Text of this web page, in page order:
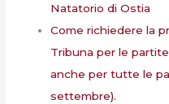
Natatorio di Ostia
Come richiedere la
Tribuna per le
anche per tutte le
settembre).